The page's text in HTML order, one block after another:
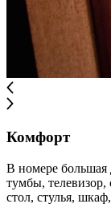
Комфорт
В номере большая
тумбы,
стол, стулья,